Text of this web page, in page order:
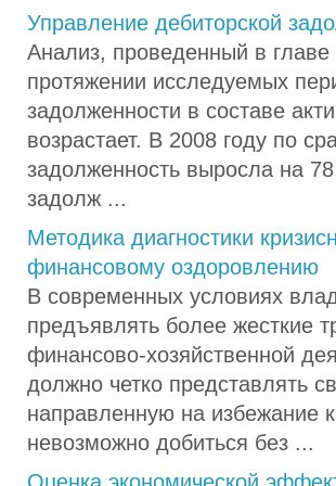
Управление дебиторской
Анализ, проведенный в
протяжении исследуемых
задолженности в составе
возрастает. В 2008 году по
задолженность выросла на
задолж ...
Методика диагностики
финансовому оздоровлению
В современных условиях
предъявлять более жесткие
финансово-хозяйственной
должно четко представлять
направленную на избежание
невозможно добиться без ...